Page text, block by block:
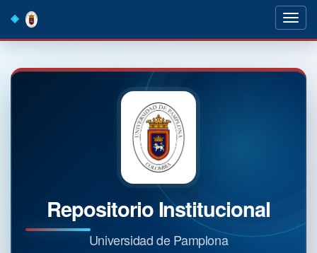
navigation
Repositorio Institucional
Universidad de Pamplona